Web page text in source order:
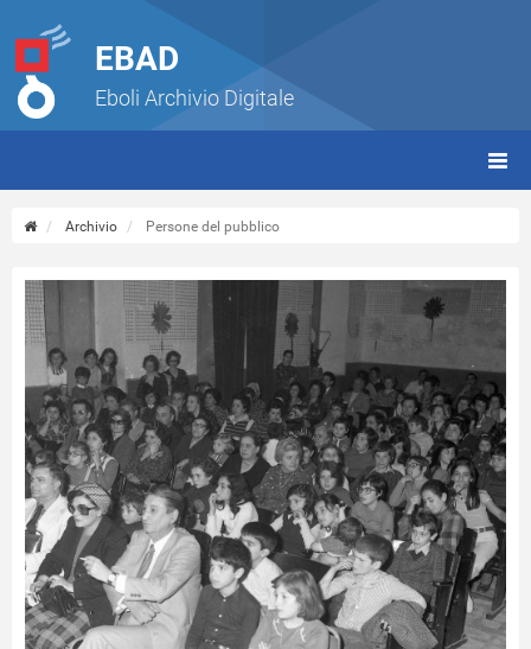
EBAD
Eboli Archivio Digitale
Archivio Persone del pubblico